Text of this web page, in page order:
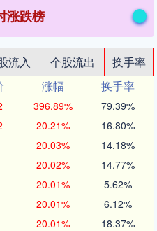
涨跌榜
流入 个股流出
换手率
涨幅
换手率
396.89% 79.39%
20.21% 16.80%
20.03% 14.18%
20.02% 14.77%
20.01% 5.62%
20.01% 6.12%
20.01% 18.37%